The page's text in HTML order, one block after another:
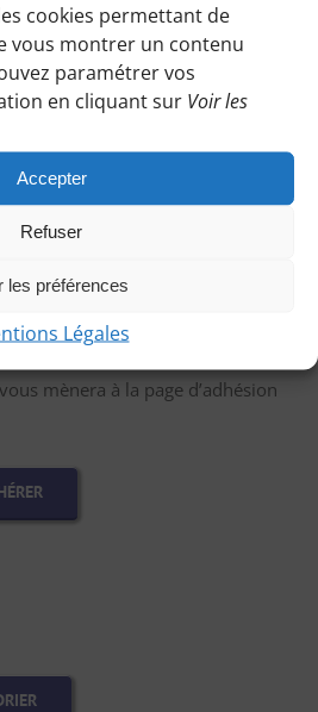
cookies permettant de
vous montrer un contenu
paramétrer vos
en cliquant sur Voir les
Accepter
Refuser
les préférences
Légales
dessous et indiquez-nous votre
pour que l’on puisse
précisant le lieu de rendez-vous
ou réadhérer
mènera à la page d’adhésion